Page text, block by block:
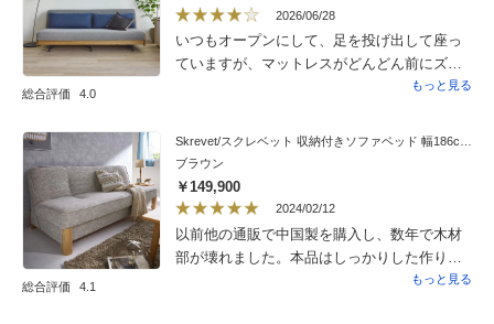
総合評価 4.0
2026/06/28
いつもオープンにして、足を投げ出して座っ
ていますが、マットレスがどんどん前にズレ
て来ます。開いて座るものじゃない、ってこ
もう少し高ければいいのに、、硬さは丁度良
かったです。
もっと見る
総合評価 4.1
ブラウン
￥149,900
2024/02/12
以前他の通販で中国製を購入し、数年で木材
部が壊れました。本品はしっかりした作りで
丈夫そうです。マットは心地良い硬さで、
もっと見る